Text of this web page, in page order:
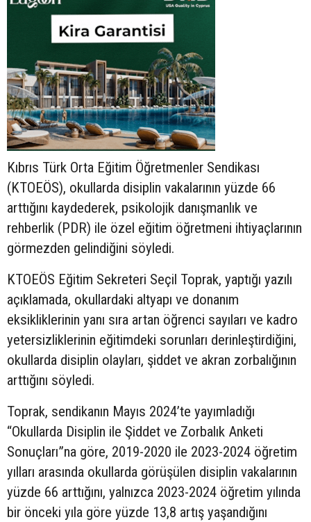
Kıbrıs Türk Orta Eğitim Öğretmenler Sendikası
(KTOEÖS), okullarda disiplin vakalarının yüzde 66
arttığını kaydederek, psikolojik danışmanlık ve
rehberlik (PDR) ile özel eğitim öğretmeni ihtiyaçlarının
görmezden gelindiğini söyledi.
KTOEÖS Eğitim Sekreteri Seçil Toprak, yaptığı yazılı
açıklamada, okullardaki altyapı ve donanım
eksikliklerinin yanı sıra artan öğrenci sayıları ve kadro
yetersizliklerinin eğitimdeki sorunları derinleştirdiğini,
okullarda disiplin olayları, şiddet ve akran zorbalığının
arttığını söyledi.
Toprak, sendikanın Mayıs 2024’te yayımladığı
“Okullarda Disiplin ile Şiddet ve Zorbalık Anketi
Sonuçları”na göre, 2019-2020 ile 2023-2024 öğretim
yılları arasında okullarda görüşülen disiplin vakalarının
yüzde 66 arttığını, yalnızca 2023-2024 öğretim yılında
bir önceki yıla göre yüzde 13,8 artış yaşandığını